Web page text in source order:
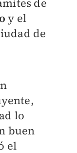
de
y el
de
lo
buen
el